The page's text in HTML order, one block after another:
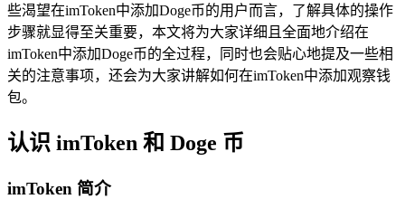
些渴望在imToken中添加Doge币的用户而言，了解具体的操作
步骤就显得至关重要，本文将为大家详细且全面地介绍在
imToken中添加Doge币的全过程，同时也会贴心地提及一些相
关的注意事项，还会为大家讲解如何在imToken中添加观察钱
包。
认识 imToken 和 Doge 币
imToken 简介